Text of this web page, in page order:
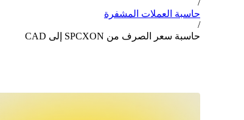
/
حاسبة العملات المشفرة
/
حاسبة سعر الصرف من SPCXON إلى CAD